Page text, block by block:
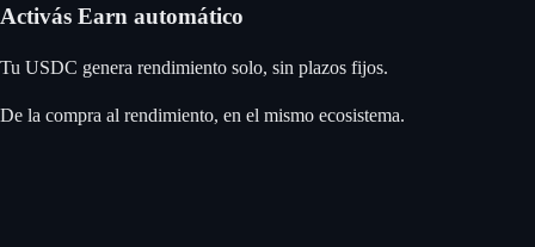
Activás Earn automático
Tu USDC genera rendimiento solo, sin plazos fijos.
De la compra al rendimiento, en el mismo ecosistema.